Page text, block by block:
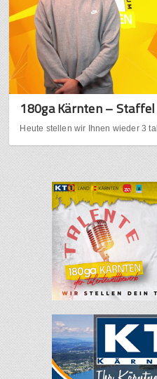
180ga Kärnten –
Heute stellen wir Ihnen wieder 3